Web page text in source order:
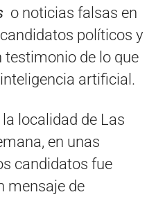
o noticias falsas en
políticos y
testimonio de lo que
artificial.
la localidad de Las
en unas
candidatos fue
mensaje de